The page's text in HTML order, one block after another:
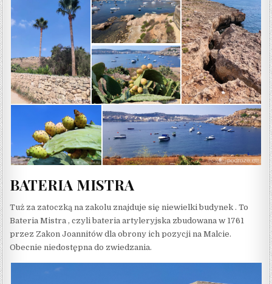
BATERIA MISTRA
Tuż za zatoczką na zakolu znajduje się niewielki budynek . To
Bateria Mistra , czyli bateria artyleryjska zbudowana w 1761
przez Zakon Joannitów dla obrony ich pozycji na Malcie.
Obecnie niedostępna do zwiedzania.